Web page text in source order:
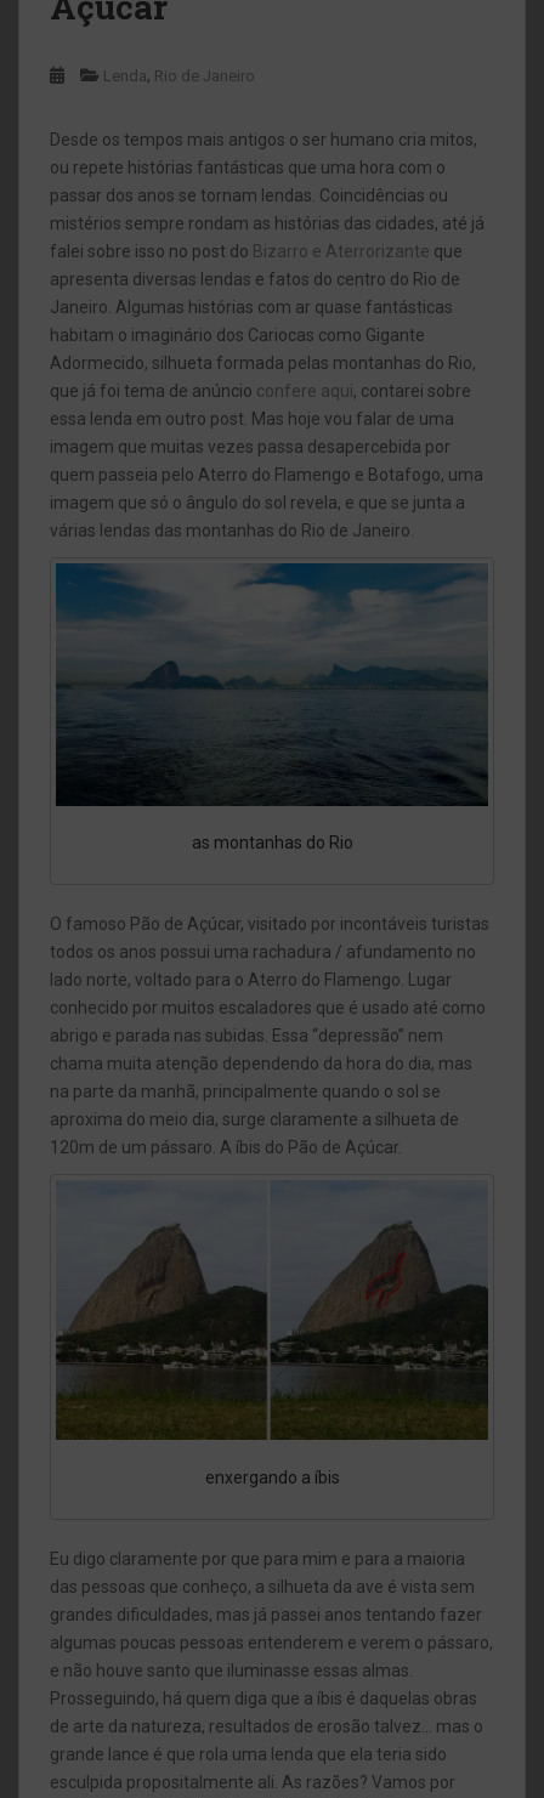
Lenda, Rio de Janeiro
Desde os tempos mais antigos o ser humano cria mitos,
ou repete histórias fantásticas que uma hora com o
passar dos anos se tornam lendas. Coincidências ou
mistérios sempre rondam as histórias das cidades, até já
falei sobre isso no post do Bizarro e Aterrorizante que
apresenta diversas lendas e fatos do centro do Rio de
Janeiro. Algumas histórias com ar quase fantásticas
habitam o imaginário dos Cariocas como Gigante
Adormecido, silhueta formada pelas montanhas do Rio,
que já foi tema de anúncio confere aqui, contarei sobre
essa lenda em outro post. Mas hoje vou falar de uma
imagem que muitas vezes passa desapercebida por
quem passeia pelo Aterro do Flamengo e Botafogo, uma
imagem que só o ângulo do sol revela, e que se junta a
várias lendas das montanhas do Rio de Janeiro.
as montanhas do Rio
O famoso Pão de Açúcar, visitado por incontáveis turistas
todos os anos possui uma rachadura / afundamento no
lado norte, voltado para o Aterro do Flamengo. Lugar
conhecido por muitos escaladores que é usado até como
abrigo e parada nas subidas. Essa “depressão” nem
chama muita atenção dependendo da hora do dia, mas
na parte da manhã, principalmente quando o sol se
aproxima do meio dia, surge claramente a silhueta de
120m de um pássaro. A íbis do Pão de Açúcar.
enxergando a íbis
Eu digo claramente por que para mim e para a maioria
das pessoas que conheço, a silhueta da ave é vista sem
grandes dificuldades, mas já passei anos tentando fazer
algumas poucas pessoas entenderem e verem o pássaro,
e não houve santo que iluminasse essas almas.
Prosseguindo, há quem diga que a íbis é daquelas obras
de arte da natureza, resultados de erosão talvez… mas o
grande lance é que rola uma lenda que ela teria sido
esculpida propositalmente ali. As razões? Vamos por